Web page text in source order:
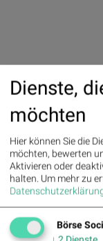
Pics
Dienste,
möchten
Hier können Sie die
möchten, bewerten
Aktivieren oder
halten. Um mehr zu
Börse